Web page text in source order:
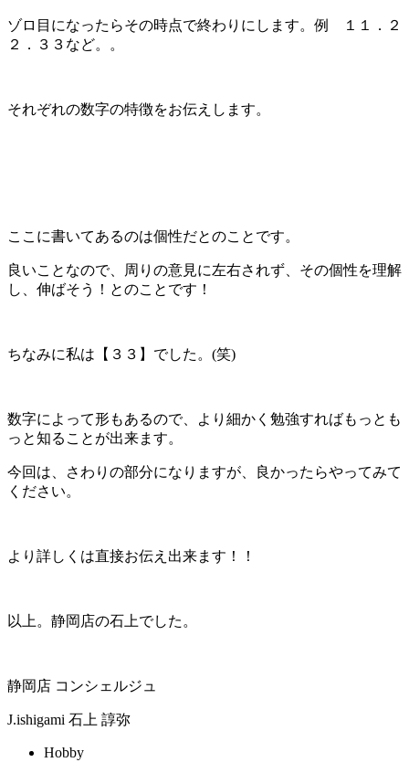
ゾロ目になったらその時点で終わりにします。例 １１．２
２．３３など。。
それぞれの数字の特徴をお伝えします。
ここに書いてあるのは個性だとのことです。
良いことなので、周りの意見に左右されず、その個性を理解
し、伸ばそう！とのことです！
ちなみに私は【３３】でした。(笑)
数字によって形もあるので、より細かく勉強すればもっとも
っと知ることが出来ます。
今回は、さわりの部分になりますが、良かったらやってみて
ください。
より詳しくは直接お伝え出来ます！！
以上。静岡店の石上でした。
静岡店 コンシェルジュ
J.ishigami 石上 諄弥
Hobby